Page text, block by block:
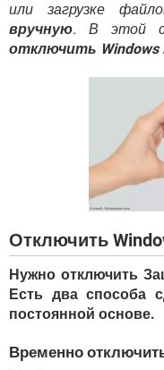
или загрузке
вручную. В этой
отключить Windows
Отключить
Нужно отключить
Есть два способа
постоянной основе.
Временно